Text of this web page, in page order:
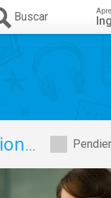
Buscar